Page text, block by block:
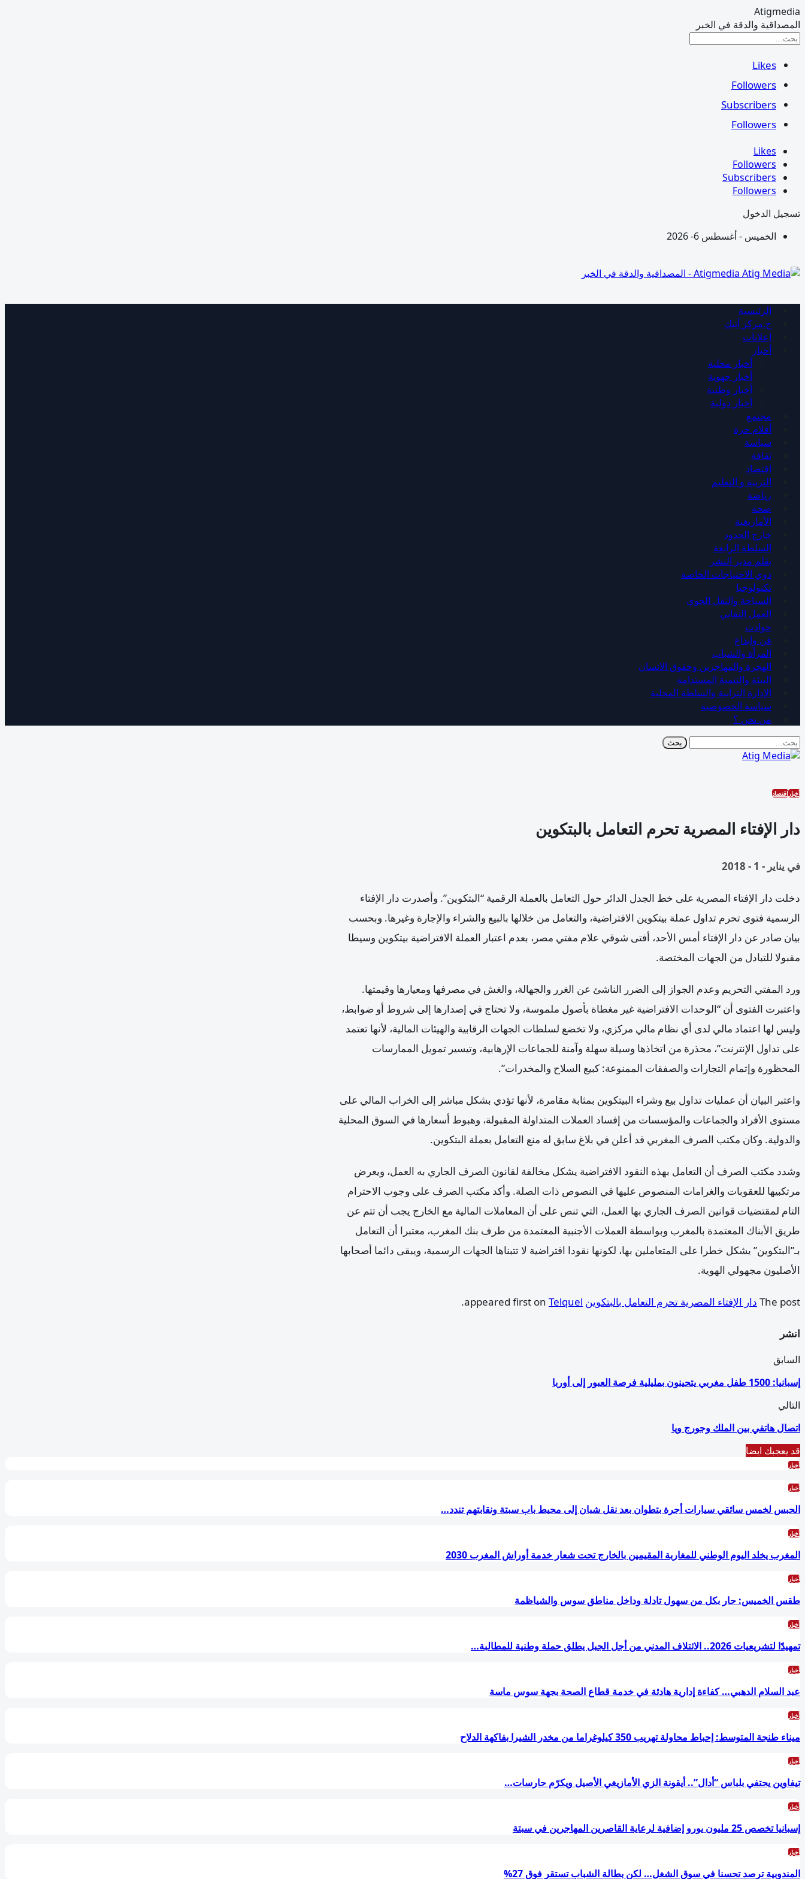
Atigmedia
المصداقية والدقة في الخبر
Likes
Followers
Subscribers
Followers
Likes
Followers
Subscribers
Followers
تسجيل الدخول
الخميس - أغسطس 6- 2026
Atigmedia - المصداقية والدقة في الخبر
الرئيسية
ج.مركز أتيك
إعلانات
أخبار
أخبار محلية
أخبار جهوية
أخبار وطنية
أخبار دولية
مجتمع
أقلام حرة
سياسة
ثقافة
اقتصاد
التربية و التعليم
رياضة
صحة
الأمازيغية
خارج الحدود
السلطة الرابعة
بقلم مدير النشر
دوي الاحتياجات الخاصة
تكنولوجيا
السياحة والنقل الجوي
العمل النقابي
حوادث
فن وإبداع
المرأة والشباب
الهجرة والمهاجرين وحقوق الانسان
البيئة والتنمية المستدامة
الإدارة الترابية والسلطة المحلية
سياسة الخصوصية
من نحن ؟
أخباراقتصاد
دار الإفتاء المصرية تحرم التعامل بالبتكوين
في يناير - 1 - 2018
دخلت دار الإفتاء المصرية على خط الجدل الدائر حول التعامل بالعملة الرقمية “البتكوين”. وأصدرت دار الإفتاء
الرسمية فتوى تحرم تداول عملة بيتكوين الافتراضية، والتعامل من خلالها بالبيع والشراء والإجارة وغيرها. وبحسب
بيان صادر عن دار الإفتاء أمس الأحد، أفتى شوقي علام مفتي مصر، بعدم اعتبار العملة الافتراضية بيتكوين وسيطا
مقبولا للتبادل من الجهات المختصة.
ورد المفتي التحريم وعدم الجواز إلى الضرر الناشئ عن الغرر والجهالة، والغش في مصرفها ومعيارها وقيمتها.
واعتبرت الفتوى أن “الوحدات الافتراضية غير مغطاة بأصول ملموسة، ولا تحتاج في إصدارها إلى شروط أو ضوابط،
وليس لها اعتماد مالي لدى أي نظام مالي مركزي، ولا تخضع لسلطات الجهات الرقابية والهيئات المالية، لأنها تعتمد
على تداول الإنترنت”، محذرة من اتخاذها وسيلة سهلة وآمنة للجماعات الإرهابية، وتيسير تمويل الممارسات
المحظورة وإتمام التجارات والصفقات الممنوعة: كبيع السلاح والمخدرات”.
واعتبر البيان أن عمليات تداول بيع وشراء البيتكوين بمثابة مقامرة، لأنها تؤدي بشكل مباشر إلى الخراب المالي على
مستوى الأفراد والجماعات والمؤسسات من إفساد العملات المتداولة المقبولة، وهبوط أسعارها في السوق المحلية
والدولية. وكان مكتب الصرف المغربي قد أعلن في بلاغ سابق له منع التعامل بعملة البتكوين.
وشدد مكتب الصرف أن التعامل بهذه النقود الافتراضية يشكل مخالفة لقانون الصرف الجاري به العمل، ويعرض
مرتكبيها للعقوبات والغرامات المنصوص عليها في النصوص ذات الصلة. وأكد مكتب الصرف على وجوب الاحترام
التام لمقتضيات قوانين الصرف الجاري بها العمل، التي تنص على أن المعاملات المالية مع الخارج يجب أن تتم عن
طريق الأبناك المعتمدة بالمغرب وبواسطة العملات الأجنبية المعتمدة من طرف بنك المغرب، معتبرا أن التعامل
بـ”البتكوين” يشكل خطرا على المتعاملين بها، لكونها نقودا افتراضية لا تتبناها الجهات الرسمية، ويبقى دائما أصحابها
الأصليون مجهولي الهوية.
The post دار الإفتاء المصرية تحرم التعامل بالبتكوين Telquel
.
انشر
السابق
إسبانيا: 1500 طفل مغربي يتحينون بمليلية فرصة العبور إلى أوربا
التالي
اتصال هاتفي بين الملك وجورج ويا
قد يعجبك ايضا
أخبار
أخبار
الحبس لخمس سائقي سيارات أجرة بتطوان بعد نقل شبان إلى محيط باب سبتة ونقابتهم تندد…
أخبار
المغرب يخلد اليوم الوطني للمغاربة المقيمين بالخارج تحت شعار خدمة أوراش المغرب 2030
أخبار
طقس الخميس: ﺣﺎﺭ بكل من سهول تادلة وداخل مناطق سوس والشياظمة
أخبار
تمهيدًا لتشريعيات 2026.. الائتلاف المدني من أجل الجبل يطلق حملة وطنية للمطالبة…
أخبار
عبد السلام الدهبي… كفاءة إدارية هادئة في خدمة قطاع الصحة بجهة سوس ماسة
أخبار
ميناء طنجة المتوسط: إحباط محاولة تهريب 350 كيلوغراما من مخدر الشيرا بفاكهة الدلاح
أخبار
تيفاوين يحتفي بلباس “أدال”.. أيقونة الزي الأمازيغي الأصيل ويكرّم حارسات…
أخبار
إسبانيا تخصص 25 مليون يورو إضافية لرعاية القاصرين المهاجرين في سبتة
أخبار
المندوبية ترصد تحسنا في سوق الشغل… لكن بطالة الشباب تستقر فوق 27%